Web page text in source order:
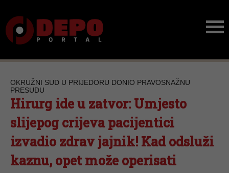
OKRUŽNI SUD U PRIJEDORU DONIO PRAVOSNAŽNU
PRESUDU
Hirurg ide u zatvor: Umjesto
slijepog crijeva pacijentici
izvadio zdrav jajnik! Kad odsluži
kaznu, opet može operisati